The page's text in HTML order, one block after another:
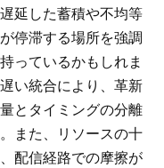
延した蓄積や不均等
停滞する場所を強調
っているかもしれま
い統合により、革新
とタイミングの分離
また、リソースの十
配信経路での摩擦が